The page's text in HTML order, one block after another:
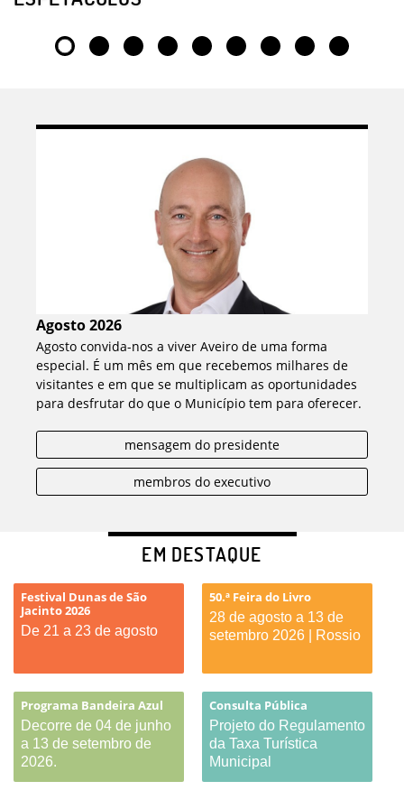
Agosto 2026
Agosto convida-nos a viver Aveiro de uma forma
especial. É um mês em que recebemos milhares de
visitantes e em que se multiplicam as oportunidades
para desfrutar do que o Município tem para oferecer.
mensagem do presidente
membros do executivo
EM DESTAQUE
Festival Dunas de São
Jacinto 2026
De 21 a 23 de agosto
50.ª Feira do Livro
28 de agosto a 13 de
setembro 2026 | Rossio
Programa Bandeira Azul
Decorre de 04 de junho
a 13 de setembro de
2026.
Consulta Pública
Projeto do Regulamento
da Taxa Turística
Municipal